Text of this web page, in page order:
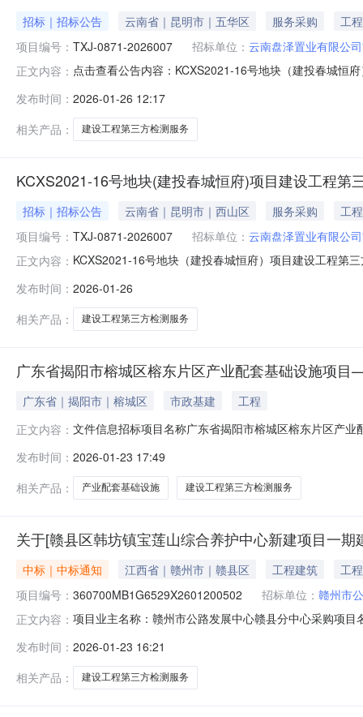
招标｜招标公告 云南省｜昆明市｜五华区 服务采购
工程
项目编号： TXJ-0871-2026007 招标单位： 云南盘泽置业有限公
正文内容： 点击查看公告内容：KCXS2021-16号地块（建投春城恒
发布时间： 2026-01-26 12:17
相关产品：
建设工程第三方检测服务
KCXS2021-16号地块(建投春城恒府)项目建设工程第
招标｜招标公告 云南省｜昆明市｜西山区 服务采购
工程
项目编号： TXJ-0871-2026007 招标单位： 云南盘泽置业有限公
正文内容： KCXS2021-16号地块（建投春城恒府）项目建设工程第
实。项目已具备招标条件，现对本项目的第三方检测服
发布时间： 2026-01-26
相关产品：
建设工程第三方检测服务
广东省揭阳市榕城区榕东片区产业配套基础设施项
广东省｜揭阳市｜榕城区 市政基建
工程
正文内容： 文件信息招标项目名称广东省揭阳市榕城区榕东片区产
盛工程检测咨询有限公司91445200MA54WPY76N2广
发布时间： 2026-01-23 17:49
相关产品：
产业配套基础设施 建设工程第三方检测服务
关于[赣县区韩坊镇宝莲山综合养护中心新建项目一
中标｜中标通知 江西省｜赣州市｜赣县区 工程建筑
工程
项目编号： 360700MB1G6529X2601200502 招标单位： 赣州市
正文内容： 项目业主名称：赣州市公路发展中心赣县分中心采购项
选取中介日期：2026-01-2315:00:00项目规模：投资额
发布时间： 2026-01-23 16:21
相关产品：
建设工程第三方检测服务